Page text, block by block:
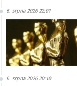
6. srpna 2026 22:01
6. srpna 2026 20:10